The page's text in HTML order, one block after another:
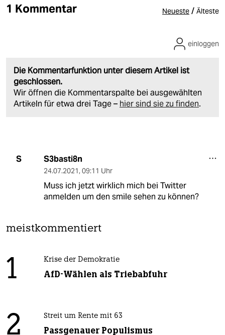
1 Kommentar Neueste / Älteste
Die Kommentarfunktion unter diesem Artikel ist
geschlossen.
Wir öffnen die Kommentarspalte bei ausgewählten
Artikeln für etwa drei Tage – hier sind sie zu finden.
einloggen
S S3basti8n
24.07.2021, 09:11 Uhr
Muss ich jetzt wirklich mich bei Twitter
anmelden um den smile sehen zu können?
meistkommentiert
1 Krise der Demokratie
AfD-Wählen als Triebabfuhr
2 Streit um Rente mit 63
Passgenauer Populismus